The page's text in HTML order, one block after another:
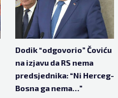
Dodik “odgovorio” Čoviću
na izjavu da RS nema
predsjednika: “Ni Herceg-
Bosna ga nema…”